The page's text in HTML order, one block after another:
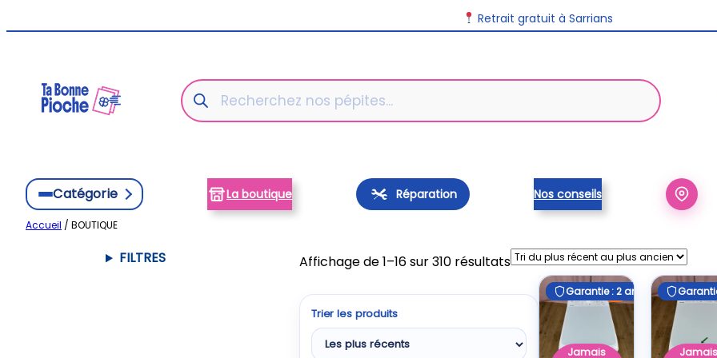
au
Retrait gratuit à Sarrians
Recherche
de
produits
Catégorie La boutique Réparation Nos conseils
Accueil / BOUTIQUE
FILTRES Affichage de 1–16 sur 310 résultatsTrié
plus
récent
au
Trier les produits
E
Garantie : 2 ans
Jamais
Garantie : 2 ans
Jamais